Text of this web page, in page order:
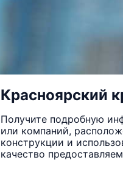
Красноярский
Получите подробную
или компаний,
конструкции и
качество